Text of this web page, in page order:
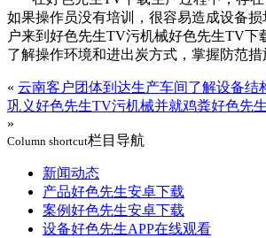
如果操作员没有培训，很容易造成设备
户来到好色先生TV污机械好色先生TV下
了解操作环境和进出炭方式，掌握防范措
« 云南客户团体到达生产车间了解设备结
巩义好色先生TV污机械并就鸡粪好色先
»
Column shortcut栏目导航
新闻动态
产品好色先生安卓下载
案例好色先生安卓下载
设备好色先生APP在线观看